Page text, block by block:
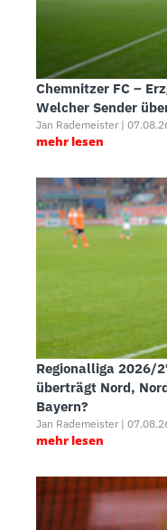
Chemnitzer FC –
Welcher Sender
Jan Rademeister |
mehr lesen
Regionalliga 2026/
überträgt Nord,
Bayern?
Jan Rademeister |
mehr lesen